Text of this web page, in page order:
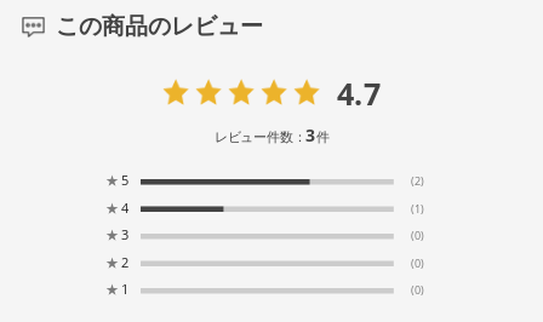
この商品のレビュー
4.7
レビュー件数：3件
★ 5 (2)
★ 4 (1)
★ 3 (0)
★ 2 (0)
★ 1 (0)